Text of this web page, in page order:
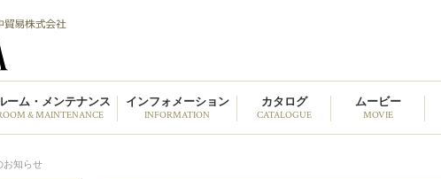
ーム・メンテナンス
& MAINTENANCE
インフォメーション
INFORMATION
カタログ
CATALOGUE
ムービー
MOVIE
お知らせ